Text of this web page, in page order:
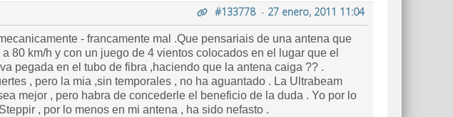
#133778- 27 enero, 2011 11:04
- francamente mal .Que pensariais de una antena que
80 km/h y con un juego de 4 vientos colocados en el lugar que el
pegada en el tubo de fibra ,haciendo que la antena caiga ?? .
, pero la mia ,sin temporales , no ha aguantado . La Ultrabeam
mejor , pero habra de concederle el beneficio de la duda . Yo por lo
, por lo menos en mi antena , ha sido nefasto .